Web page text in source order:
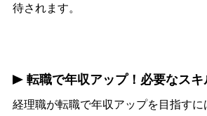
待されます。
転職で年収アップ！必要なスキ
経理職が転職で年収アップを目指す